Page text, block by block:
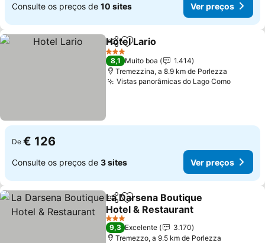
Consulte os preços de 10 sites Ver preços
PartilharAdicionar aos favoritos
Hotel Lario
3 Estrelas
8,1 Muito boa
1.414
Tremezzina, a 8.9 km de Porlezza
Vistas panorâmicas do Lago Como
De € 126
Consulte os preços de 3 sites Ver preços
PartilharAdicionar aos favoritos
La Darsena Boutique
Hotel & Restaurant
3 Estrelas
9,3 Excelente
3.170
Tremezzo, a 9.5 km de Porlezza